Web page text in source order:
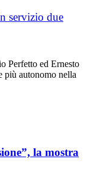
servizio due
Perfetto ed Ernesto
più autonomo nella
la mostra